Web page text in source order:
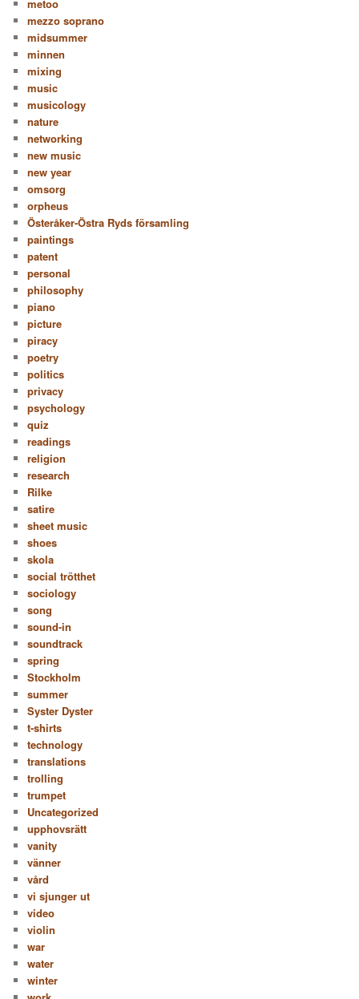
metoo
mezzo soprano
midsummer
minnen
mixing
music
musicology
nature
networking
new music
new year
omsorg
orpheus
Österåker-Östra Ryds församling
paintings
patent
personal
philosophy
piano
picture
piracy
poetry
politics
privacy
psychology
quiz
readings
religion
research
Rilke
satire
sheet music
shoes
skola
social trötthet
sociology
song
sound-in
soundtrack
spring
Stockholm
summer
Syster Dyster
t-shirts
technology
translations
trolling
trumpet
Uncategorized
upphovsrätt
vanity
vänner
vård
vi sjunger ut
video
violin
war
water
winter